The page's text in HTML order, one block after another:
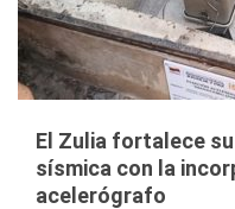
El Zulia fortalece
sísmica con la
acelerógrafo